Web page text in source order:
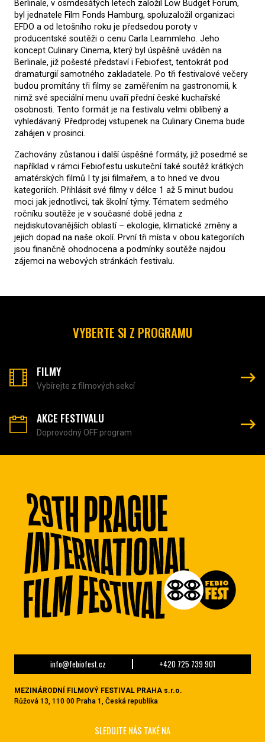
Berlinale, v osmdesátých letech založil Low Budget Forum,
byl jednatele Film Fonds Hamburg, spoluzaložil organizaci
EFDO a od letošního roku je předsedou poroty v
producentské soutěži o cenu Carla Leammleho. Jeho
koncept Culinary Cinema, který byl úspěšně uváděn na
Berlinale, již pošesté představí i Febiofest, tentokrát pod
dramaturgií samotného zakladatele. Po tři festivalové večery
budou promítány tři filmy se zaměřením na gastronomii, k
nimž své speciální menu uvaří přední české kuchařské
osobnosti. Tento formát je na festivalu velmi oblíbený a
vyhledávaný. Předprodej vstupenek na Culinary Cinema bude
zahájen v prosinci.
Zachovány zůstanou i další úspěšné formáty, již posedmé se
například v rámci Febiofestu uskuteční také soutěž krátkých
amatérských filmů I ty jsi filmařem, a to hned ve dvou
kategoriích. Přihlásit své filmy v délce 1 až 5 minut budou
moci jak jednotlivci, tak školní týmy. Tématem sedmého
ročníku soutěže je v současné době jedna z
nejdiskutovanějších oblastí – ekologie, klimatické změny a
jejich dopad na naše okolí. První tři místa v obou kategoriích
jsou finančně ohodnocena a podmínky soutěže najdou
zájemci na webových stránkách festivalu.
VYBERTE SI Z PROGRAMU
FILMY
Vybírejte z filmových sekcí
AKCE FESTIVALU
Doprovodný OFF program
info@febiofest.cz +420 725 739 901
MEZINÁRODNÍ FILMOVÝ FESTIVAL PRAHA s.r.o.
Růžová 13, 110 00 Praha 1, Česká republika
SLEDUJTE NÁS TAKÉ NA